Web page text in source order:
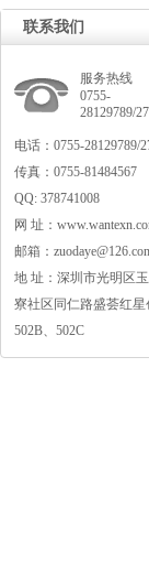
联系我们
服务热线
0755-
28129789/
电话：0755-28129789/
传真：0755-81484567
QQ:378741008
网址：
邮箱：
地址：深圳市光明区
寮社区同仁路盛荟红星
502B、502C